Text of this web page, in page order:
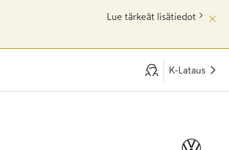
Lue tärkeät lisätiedot
K-Lataus